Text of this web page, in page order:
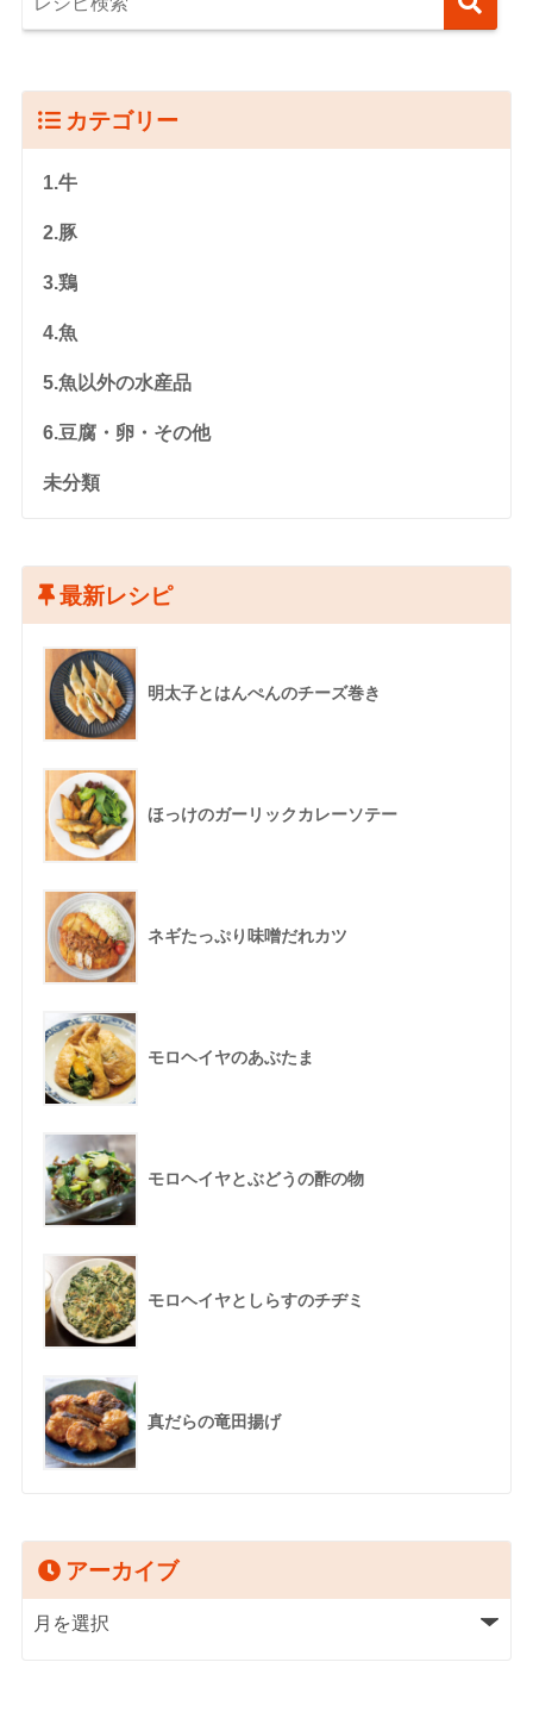
カテゴリー
1.牛
2.豚
3.鶏
4.魚
5.魚以外の水産品
6.豆腐・卵・その他
未分類
最新レシピ
明太子とはんぺんのチーズ巻き
ほっけのガーリックカレーソテー
ネギたっぷり味噌だれカツ
モロヘイヤのあぶたま
モロヘイヤとぶどうの酢の物
モロヘイヤとしらすのチヂミ
真だらの竜田揚げ
アーカイブ